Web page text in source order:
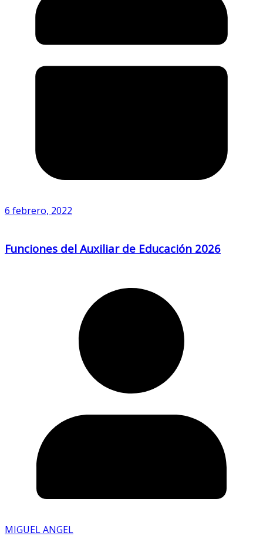
6 febrero, 2022
Funciones del Auxiliar de Educación 2026
MIGUEL ANGEL